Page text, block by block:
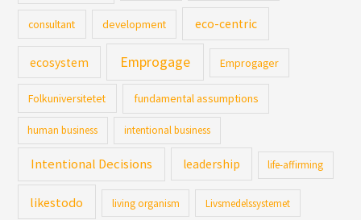
consultant development eco-centric
ecosystem Emprogage Emprogager
Folkuniversitetet fundamental assumptions
human business intentional business
Intentional Decisions leadership life-affirming
likestodo living organism Livsmedelssystemet